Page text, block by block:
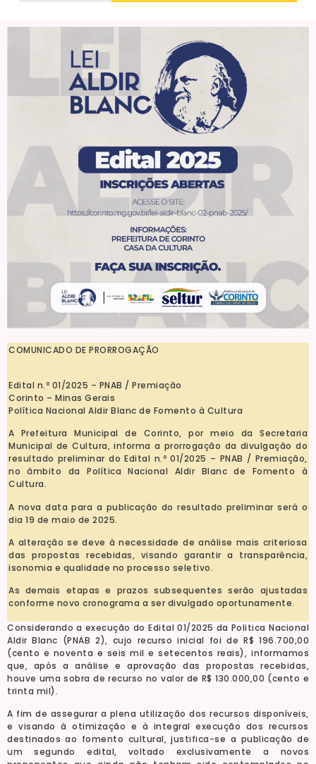
COMUNICADO DE PRORROGAÇÃO
Edital n.º 01/2025 – PNAB / Premiação
Corinto – Minas Gerais
Política Nacional Aldir Blanc de Fomento à Cultura
A Prefeitura Municipal de Corinto, por meio da Secretaria
Municipal de Cultura, informa a prorrogação da divulgação do
resultado preliminar do Edital n.º 01/2025 – PNAB / Premiação,
no âmbito da Política Nacional Aldir Blanc de Fomento à
Cultura.
A nova data para a publicação do resultado preliminar será o
dia 19 de maio de 2025.
A alteração se deve à necessidade de análise mais criteriosa
das propostas recebidas, visando garantir a transparência,
isonomia e qualidade no processo seletivo.
As demais etapas e prazos subsequentes serão ajustadas
conforme novo cronograma a ser divulgado oportunamente.
Considerando a execução do Edital 01/2025 da Politica Nacional
Aldir Blanc (PNAB 2), cujo recurso inicial foi de R$ 196.700,00
(cento e noventa e seis mil e setecentos reais), informamos
que, após a análise e aprovação das propostas recebidas,
houve uma sobra de recurso no valor de R$ 130.000,00 (cento e
trinta mil).
A fim de assegurar a plena utilização dos recursos disponíveis,
e visando à otimização e à integral execução dos recursos
destinados ao fomento cultural, justifica-se a publicação de
um segundo edital, voltado exclusivamente a novos